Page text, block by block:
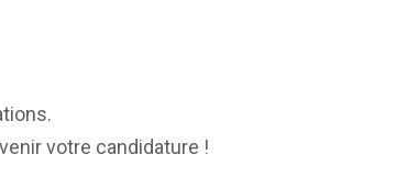
votre candidature !